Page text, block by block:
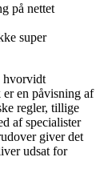
på nettet
super
hvorvidt
en påvisning af
regler, tillige
af specialister
giver det
udsat for